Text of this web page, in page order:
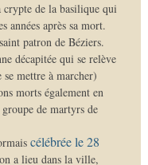
de la basilique qui
années après sa mort.
patron de Béziers.
décapitée qui se relève
se mettre à marcher)
morts également en
de martyrs de
célébrée le 28
a lieu dans la ville,